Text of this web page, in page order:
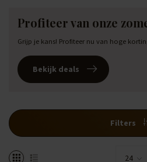
Profiteer van onze
Grijp je kans! Profiteer nu van hoge
Bekijk deals
Filters